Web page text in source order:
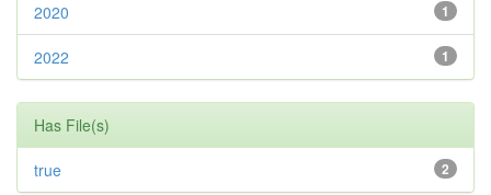
1
2020
1
2022
Has File(s)
2
true